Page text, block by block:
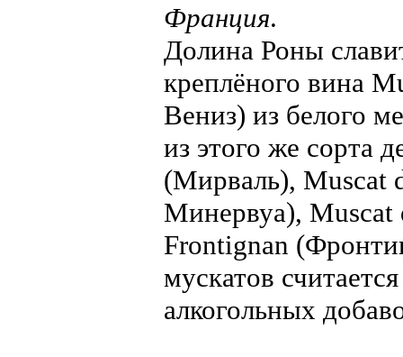
Франция.
Долина Роны
креплёного вина
Вениз) из белого
из этого же сорта
(Мирваль), Muscat
Минервуа),
Frontignan
мускатов
алкогольных